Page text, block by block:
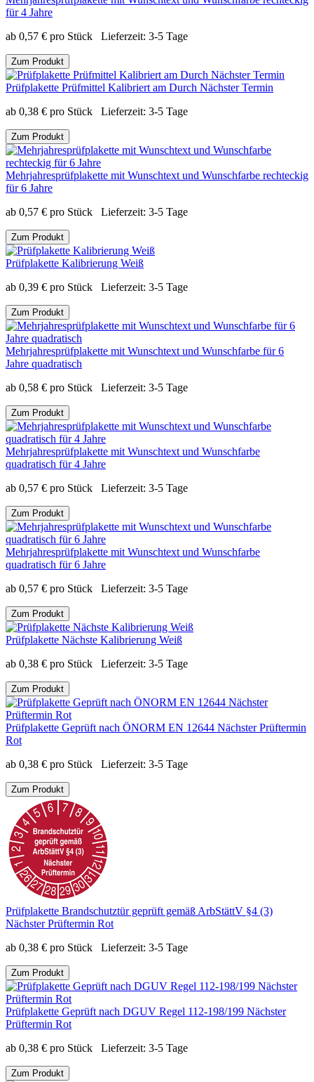
für 4 Jahre
ab 0,57 € pro Stück Lieferzeit: 3-5 Tage
Zum Produkt
Prüfplakette Prüfmittel Kalibriert am Durch Nächster Termin
ab 0,38 € pro Stück Lieferzeit: 3-5 Tage
Zum Produkt
Mehrjahresprüfplakette mit Wunschtext und Wunschfarbe rechteckig
für 6 Jahre
ab 0,57 € pro Stück Lieferzeit: 3-5 Tage
Zum Produkt
Prüfplakette Kalibrierung Weiß
ab 0,39 € pro Stück Lieferzeit: 3-5 Tage
Zum Produkt
Mehrjahresprüfplakette mit Wunschtext und Wunschfarbe für 6
Jahre quadratisch
ab 0,58 € pro Stück Lieferzeit: 3-5 Tage
Zum Produkt
Mehrjahresprüfplakette mit Wunschtext und Wunschfarbe
quadratisch für 4 Jahre
ab 0,57 € pro Stück Lieferzeit: 3-5 Tage
Zum Produkt
Mehrjahresprüfplakette mit Wunschtext und Wunschfarbe
quadratisch für 6 Jahre
ab 0,57 € pro Stück Lieferzeit: 3-5 Tage
Zum Produkt
Prüfplakette Nächste Kalibrierung Weiß
ab 0,38 € pro Stück Lieferzeit: 3-5 Tage
Zum Produkt
Prüfplakette Geprüft nach ÖNORM EN 12644 Nächster Prüftermin
Rot
ab 0,38 € pro Stück Lieferzeit: 3-5 Tage
Zum Produkt
Prüfplakette Brandschutztür geprüft gemäß ArbStättV §4 (3)
Nächster Prüftermin Rot
ab 0,38 € pro Stück Lieferzeit: 3-5 Tage
Zum Produkt
Prüfplakette Geprüft nach DGUV Regel 112-198/199 Nächster
Prüftermin Rot
ab 0,38 € pro Stück Lieferzeit: 3-5 Tage
Zum Produkt